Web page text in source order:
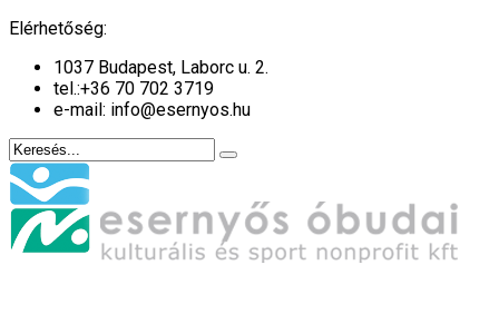
Elérhetőség:
1037 Budapest, Laborc u. 2.
tel.:+36 70 702 3719
e-mail: info@esernyos.hu
év
hónap
év
hónap